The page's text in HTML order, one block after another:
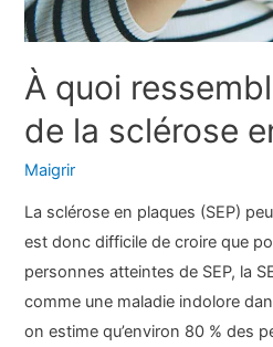
À quoi
de la sclérose
Maigrir
La sclérose en plaques (SEP)
est donc difficile de croire que
personnes atteintes de SEP, la
comme une maladie indolore
on estime qu’environ 80 % des